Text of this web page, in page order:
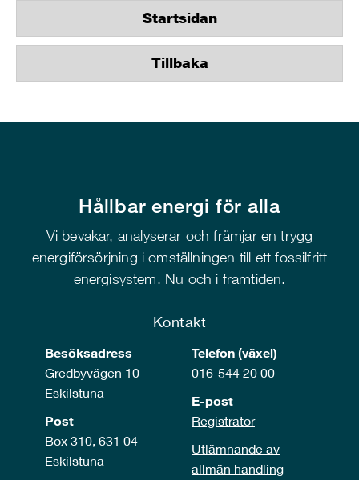
Startsidan
Tillbaka
Hållbar energi för alla
Vi bevakar, analyserar och främjar en trygg
energiförsörjning i omställningen till ett fossilfritt
energisystem. Nu och i framtiden.
Kontakt
Besöksadress
Gredbyvägen 10
Eskilstuna
Post
Box 310, 631 04
Eskilstuna
Telefon (växel)
016-544 20 00
E-post
Registrator
Utlämnande av
allmän handling